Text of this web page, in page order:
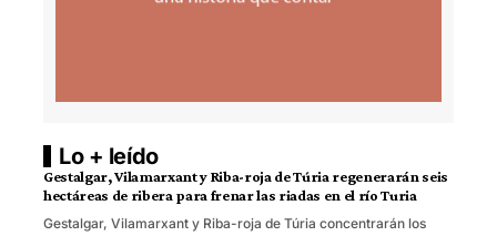
Lo + leído
Gestalgar, Vilamarxant y Riba-roja de Túria regenerarán seis
hectáreas de ribera para frenar las riadas en el río Turia
Gestalgar, Vilamarxant y Riba-roja de Túria concentrarán los